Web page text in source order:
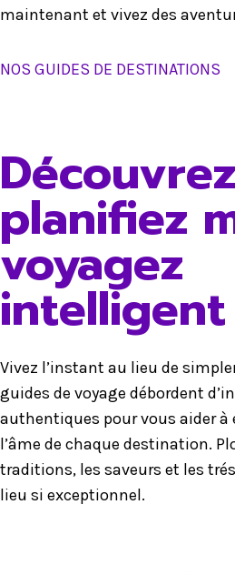
maintenant et vivez des
NOS GUIDES DE DESTINATIONS
planifiez
voyagez
intelligent
Vivez l’instant au lieu de
guides de voyage débordent
authentiques pour vous aider à
l’âme de chaque destination.
traditions, les saveurs et les
lieu si exceptionnel.